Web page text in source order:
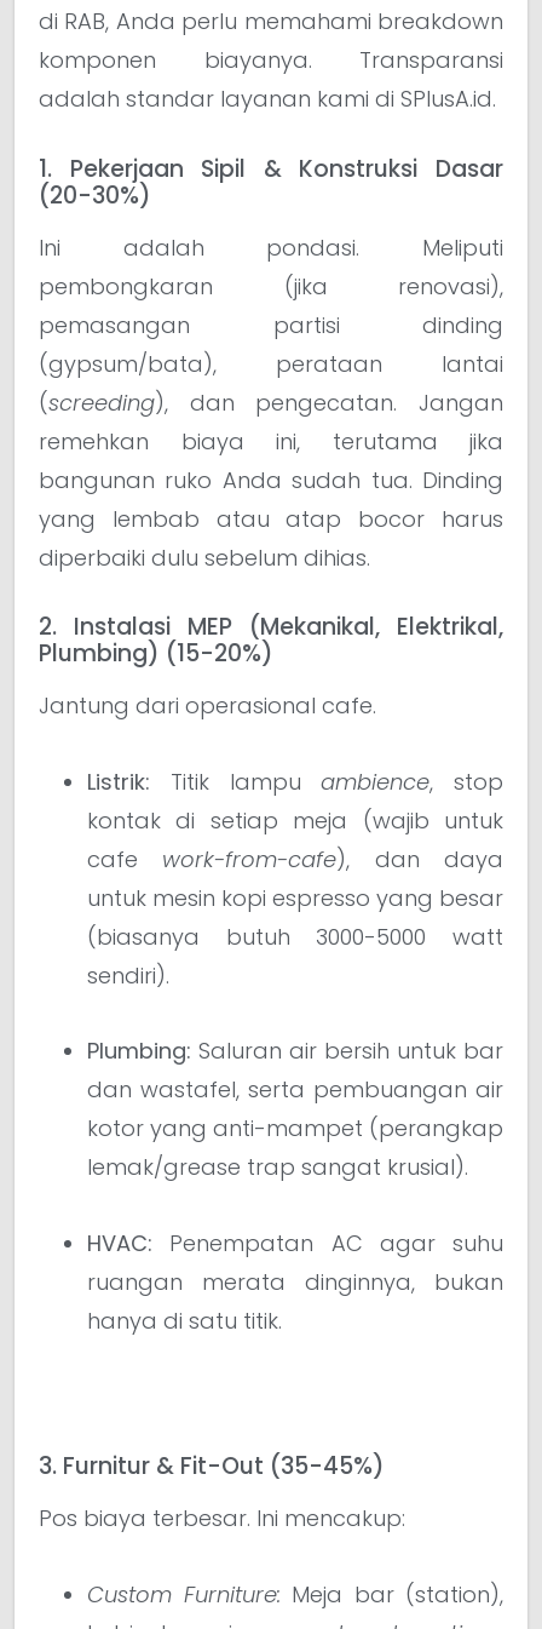
di RAB, Anda perlu memahami breakdown
komponen biayanya. Transparansi
adalah standar layanan kami di SPlusA.id.
1. Pekerjaan Sipil & Konstruksi Dasar
(20-30%)
Ini adalah pondasi. Meliputi
pembongkaran (jika renovasi),
pemasangan partisi dinding
(gypsum/bata), perataan lantai
(screeding), dan pengecatan. Jangan
remehkan biaya ini, terutama jika
bangunan ruko Anda sudah tua. Dinding
yang lembab atau atap bocor harus
diperbaiki dulu sebelum dihias.
2. Instalasi MEP (Mekanikal, Elektrikal,
Plumbing) (15-20%)
Jantung dari operasional cafe.
Listrik: Titik lampuambience, stop
kontak di setiap meja (wajib untuk
cafe work-from-cafe), dan daya
untuk mesin kopi espresso yang besar
(biasanya butuh 3000-5000 watt
sendiri).
Plumbing: Saluran air bersih untuk bar
dan wastafel, serta pembuangan air
kotor yang anti-mampet (perangkap
lemak/grease trap sangat krusial).
HVAC: Penempatan AC agar suhu
ruangan merata dinginnya, bukan
hanya di satu titik.
3. Furnitur & Fit-Out (35-45%)
Pos biaya terbesar. Ini mencakup:
Custom Furniture: Meja bar (station),